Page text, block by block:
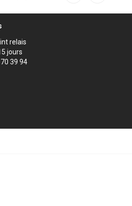
relais
jours
39 94